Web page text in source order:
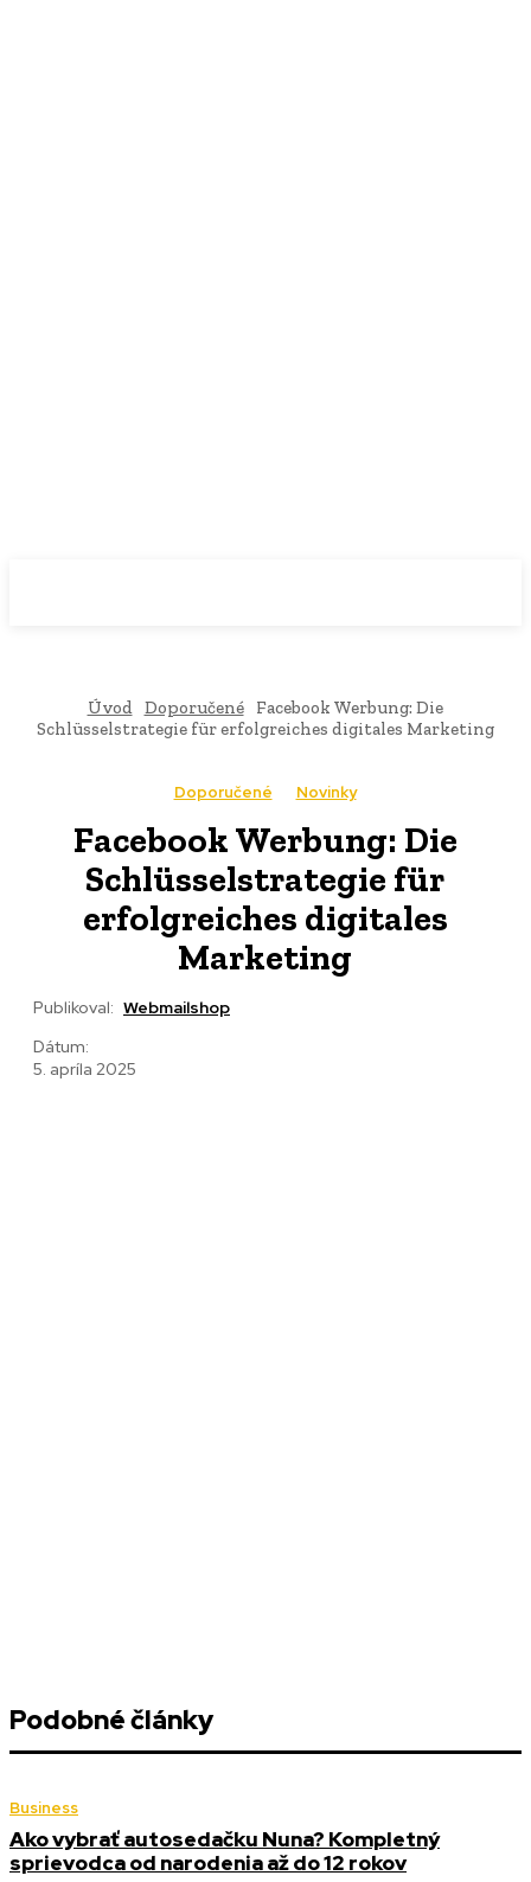
Úvod Doporučené
Facebook Werbung: Die
Schlüsselstrategie für erfolgreiches digitales Marketing
Doporučené Novinky
Facebook Werbung: Die
Schlüsselstrategie für
erfolgreiches digitales
Marketing
Publikoval: Webmailshop
Dátum:
5. apríla 2025
Podobné články
Business
Ako vybrať autosedačku Nuna? Kompletný
sprievodca od narodenia až do 12 rokov